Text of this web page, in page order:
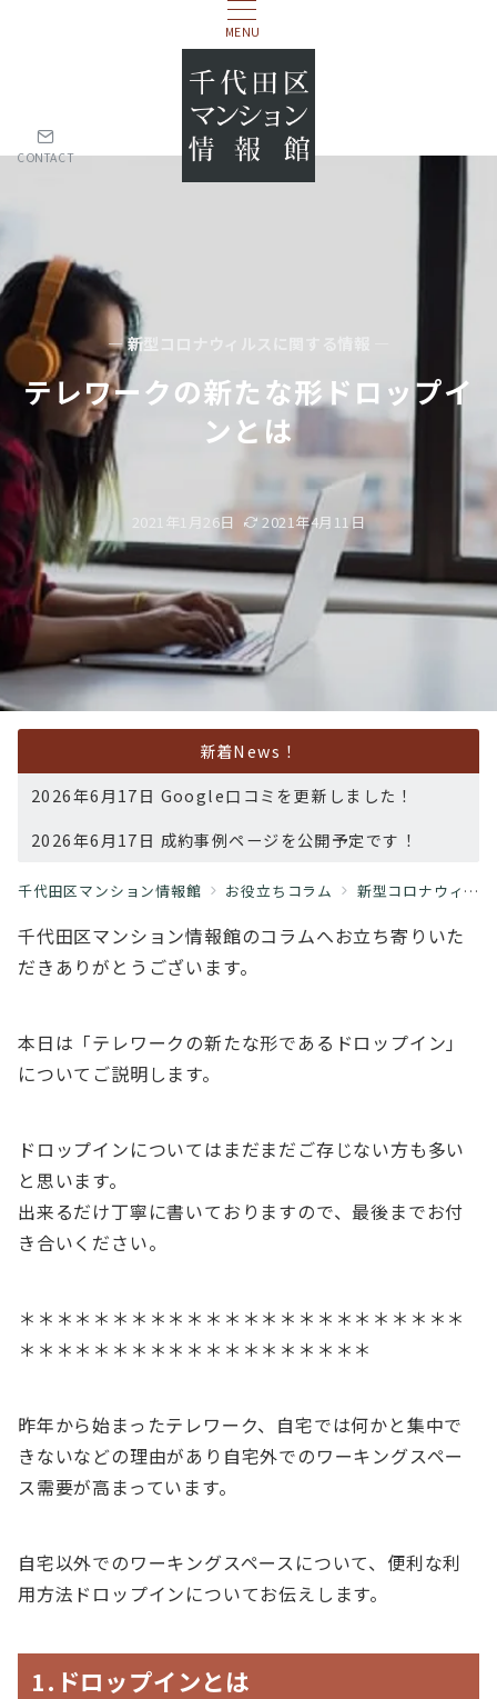
MENU
CONTACT
— 新型コロナウィルスに関する情報 —
テレワークの新たな形ドロップイ
ンとは
2021年1月26日 2021年4月11日
新着News！
2026年6月17日 Google口コミを更新しました！
2026年6月17日 成約事例ページを公開予定です！
千代田区マンション情報館 お役立ちコラム 新型コロナウィルスに関する情報
千代田区マンション情報館のコラムへお立ち寄りいた
だきありがとうございます。
本日は「テレワークの新たな形であるドロップイン」
についてご説明します。
ドロップインについてはまだまだご存じない方も多い
と思います。
出来るだけ丁寧に書いておりますので、最後までお付
き合いください。
＊＊＊＊＊＊＊＊＊＊＊＊＊＊＊＊＊＊＊＊＊＊＊＊
＊＊＊＊＊＊＊＊＊＊＊＊＊＊＊＊＊＊＊
昨年から始まったテレワーク、自宅では何かと集中で
きないなどの理由があり自宅外でのワーキングスペー
ス需要が高まっています。
自宅以外でのワーキングスペースについて、便利な利
用方法ドロップインについてお伝えします。
1.ドロップインとは